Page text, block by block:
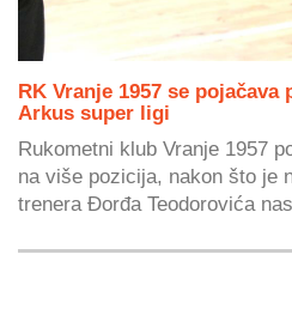
RK Vranje 1957 se pojačava
Arkus super ligi
Rukometni klub Vranje 1957
na više pozicija, nakon što je
trenera Đorđa Teodorovića